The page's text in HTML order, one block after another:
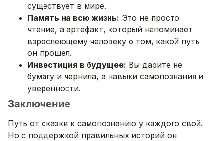
существует в мире.
Память на всю жизнь: Это не просто
чтение, а артефакт, который напоминает
взрослеющему человеку о том, какой путь
он прошел.
Инвестиция в будущее: Вы дарите не
бумагу и чернила, а навыки самопознания и
уверенности.
Заключение
Путь от сказки к самопознанию у каждого свой.
Но с поддержкой правильных историй он